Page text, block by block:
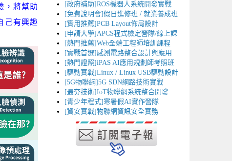
，將幫助
己有興趣
[政府補助]ROS機器人系統開發實戰
[免費說明會]假日進修班 / 就業養成班
[實用推薦]PCB Layout佈局設計
[申請大學]APCS程式檢定營隊/線上課
[熱門推薦]Web全端工程師培訓課程
[實戰首選]感測電路整合設計與應用
[熱門證照]iPAS AI應用規劃師考照班
[驅動實戰]Linux / Linux USB驅動設計
[5G物聯網]5G SDN網路技術實戰
[最夯技術]IoT物聯網系統整合開發
[青少年程式]寒暑假AI實作營隊
[資安實戰]物聯網資訊安全實務